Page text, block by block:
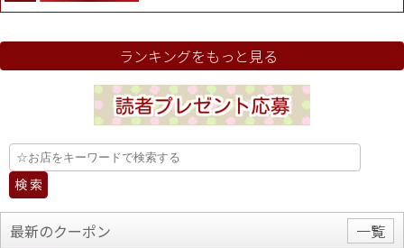
ランキングをもっと見る
最新のクーポン
一覧